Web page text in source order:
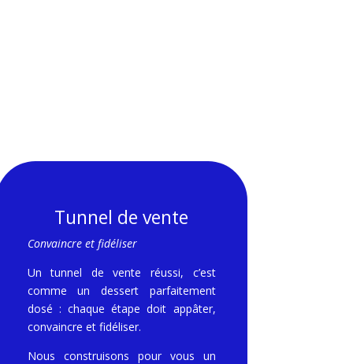
Tunnel de vente
Convaincre et fidéliser
Un tunnel de vente réussi, c’est
comme un dessert parfaitement
dosé : chaque étape doit appâter,
convaincre et fidéliser.
Nous construisons pour vous un